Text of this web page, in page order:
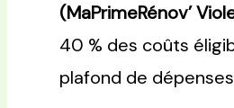
(MaPrimeRénov’
40 % des coûts
plafond de dépenses